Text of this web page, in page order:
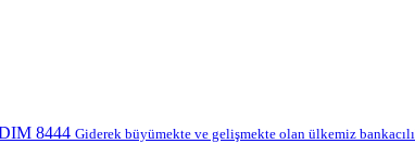
8444 Giderek büyümekte ve gelişmekte olan ülkemiz